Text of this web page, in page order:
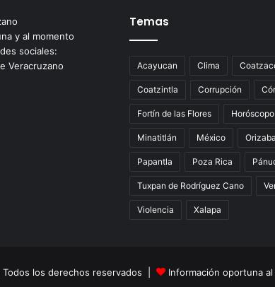
y al momento
sociales:
Veracruzano
Temas
Acayucan Clima
Coatzintla Corrupción
Fortín de las Flores Horóscopo
Minatitlán México Orizaba
Papantla Poza Rica
Tuxpan de Rodríguez Cano
Violencia Xalapa
los derechos reservados | Información oportuna